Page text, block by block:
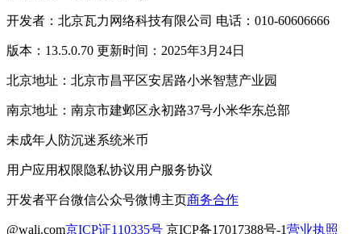
开发者：北京瓦力网络科技有限公司 电话：010-60606666
版本：13.5.0.70 更新时间：2025年3月24日
北京地址：北京市昌平区安居路小米智慧产业园
南京地址：南京市建邺区永初路37号小米华东总部
未成年人防沉迷系统米币
用户应用权限隐私协议用户服务协议
开发者平台微信公众号微博主页商务合作
@wali.com京ICP证110335号 京ICP备17017388号-1营业执照